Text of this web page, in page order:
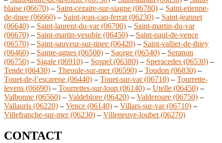
blaise (06670) – Saint-cezaire-sur-siagne (06780) – Saint-etienne-
de-tinee (06660) – Saint-jean-cap-ferrat (06230) – Saint-jeannet
(06640) – Saint-laurent-du-var (06700) – Saint-martin-du-var
(06670) – Saint-martin-vesubie (06450) – Saint-paul-de-vence
(06570) – Saint-sauveur-sur-tinee (06420) – Saint-vallier-de-thiey
(06460) – Sainte-agnes (06500) – Saorge (06540) – Seranon
(06750) – Sigale (06910) – Sospel (06380) – Speracedes (06530) –
Tende (06430) – Theoule-sur-mer (06590) – Toudon (06830) –
Touet-de-l’escarene (06440) – Touet-sur-var (06710) – Tourrette-
levens (06690) – Tourrettes-sur-loup (06140) – Utelle (06450) –
Valbonne (06560) – Valdeblore (06420) – Valderoure (06750) –
Vallauris (06220) – Vence (06140) – Villars-sur-var (06710) –
Villefranche-sur-mer (06230) – Villeneuve-loubet (06270)
CONTACT